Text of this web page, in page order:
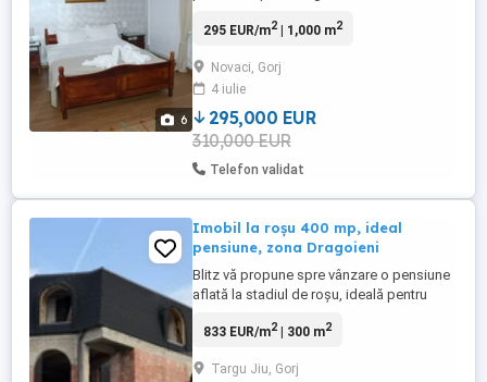
6
camere, fiecare cu baie proprie , sala de
principala, vizavi de pârtia M3 , lângă
pârtia de săniuțe și Park Aventura dispune
de 9 locuri de ...
295 EUR/m2| 1,000 m2
Novaci, Gorj
4 iulie
295,000 EUR
310,000 EUR
Telefon validat
Imobil la roșu 400 mp, ideal
pensiune, zona Dragoieni
Blitz vă propune spre vânzare o pensiune
aflată la stadiul de roșu, ideală pentru
doar câteva minute de oraș. Imobilul este
dispune de o suprafață construită de 400
833 EUR/m2| 300 m2
Targu Jiu, Gorj